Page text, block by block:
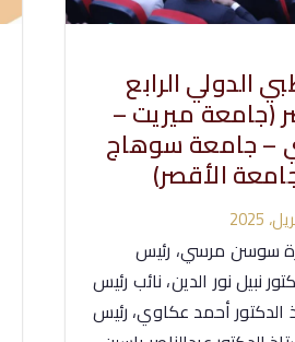
الدولي الرابع
لجامعات صعيد مصر ‎(جامعة ميريت –
– جامعة سوهاج
الأقصر)
سوسن مرسي، رئيس
نبيل نور الدين، نائب رئيس
الدكتور أحمد عكاوي، رئيس